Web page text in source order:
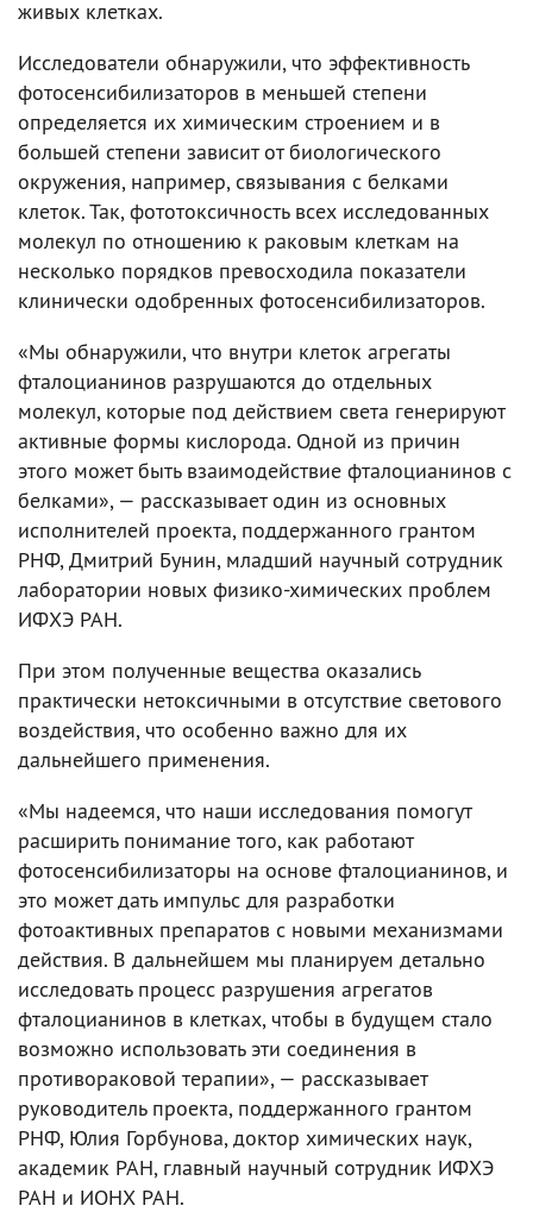
живых клетках.
Исследователи обнаружили, что эффективность
фотосенсибилизаторов в меньшей степени
определяется их химическим строением и в
большей степени зависит от биологического
окружения, например, связывания с белками
клеток. Так, фототоксичность всех исследованных
молекул по отношению к раковым клеткам на
несколько порядков превосходила показатели
клинически одобренных фотосенсибилизаторов.
«Мы обнаружили, что внутри клеток агрегаты
фталоцианинов разрушаются до отдельных
молекул, которые под действием света генерируют
активные формы кислорода. Одной из причин
этого может быть взаимодействие фталоцианинов с
белками», — рассказывает один из основных
исполнителей проекта, поддержанного грантом
РНФ, Дмитрий Бунин, младший научный сотрудник
лаборатории новых физико-химических проблем
ИФХЭ РАН.
При этом полученные вещества оказались
практически нетоксичными в отсутствие светового
воздействия, что особенно важно для их
дальнейшего применения.
«Мы надеемся, что наши исследования помогут
расширить понимание того, как работают
фотосенсибилизаторы на основе фталоцианинов, и
это может дать импульс для разработки
фотоактивных препаратов с новыми механизмами
действия. В дальнейшем мы планируем детально
исследовать процесс разрушения агрегатов
фталоцианинов в клетках, чтобы в будущем стало
возможно использовать эти соединения в
противораковой терапии», — рассказывает
руководитель проекта, поддержанного грантом
РНФ, Юлия Горбунова, доктор химических наук,
академик РАН, главный научный сотрудник ИФХЭ
РАН и ИОНХ РАН.